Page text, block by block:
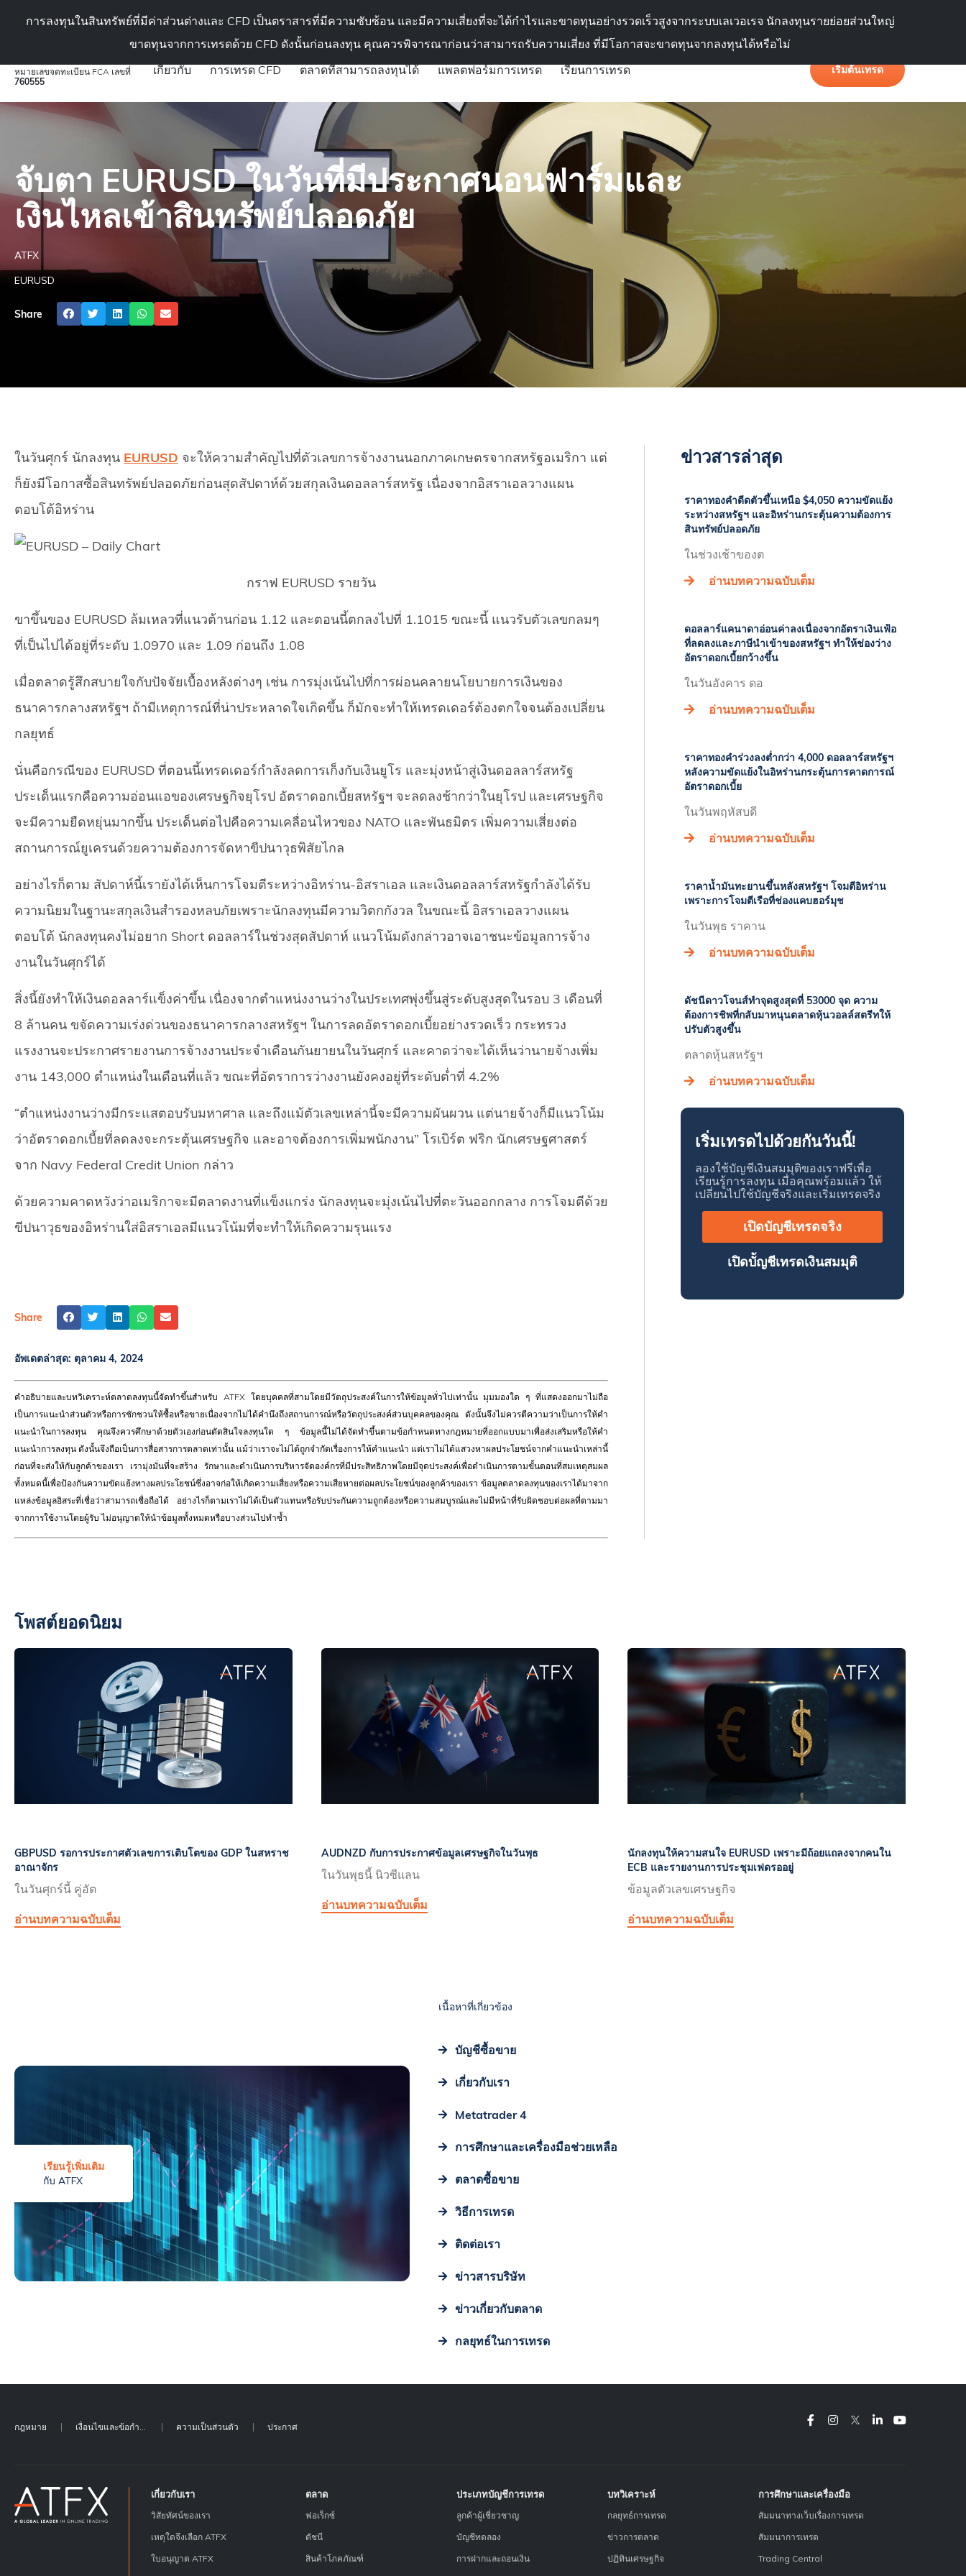
การลงทุนในสินทรัพย์ที่มีค่าส่วนต่างและ CFD เป็นตราสารที่มีความซับซ้อน และมีความเสี่ยงที่จะได้กำไรและขาดทุนอย่างรวดเร็วสูงจากระบบเลเวอเรจ นักลงทุนรายย่อยส่วนใหญ่
ขาดทุนจากการเทรดด้วย CFD ดังนั้นก่อนลงทุน คุณควรพิจารณาก่อนว่าสามารถรับความเสี่ยง ที่มีโอกาสจะขาดทุนจากลงทุนได้หรือไม่
หมายเลขจดทะเบียน FCA เลขที่
760555
สถาบัน (ในสถาบันนักลงทุน) ติดต่อเรา ภาษา พอร์ทัลลูกค้า
เกี่ยวกับ การเทรด CFD ตลาดที่สามารถลงทุนได้ แพลตฟอร์มการเทรด เรียนการเทรด เริ่มต้นเทรด
ATFX»
จับตา EURUSD ในวันที่มีประกาศนอนฟาร์มและ
เงินไหลเข้าสินทรัพย์ปลอดภัย
ATFX
EURUSD
Share
ในวันศุกร์ นักลงทุน EURUSD จะให้ความสำคัญไปที่ตัวเลขการจ้างงานนอกภาคเกษตรจากสหรัฐอเมริกา แต่
ก็ยังมีโอกาสซื้อสินทรัพย์ปลอดภัยก่อนสุดสัปดาห์ด้วยสกุลเงินดอลลาร์สหรัฐ เนื่องจากอิสราเอลวางแผน
ตอบโต้อิหร่าน
กราฟ EURUSD รายวัน
ขาขึ้นของ EURUSD ล้มเหลวที่แนวต้านก่อน 1.12 และตอนนี้ตกลงไปที่ 1.1015 ขณะนี้ แนวรับตัวเลขกลมๆ
ที่เป็นไปได้อยู่ที่ระดับ 1.0970 และ 1.09 ก่อนถึง 1.08
เมื่อตลาดรู้สึกสบายใจกับปัจจัยเบื้องหลังต่างๆ เช่น การมุ่งเน้นไปที่การผ่อนคลายนโยบายการเงินของ
ธนาคารกลางสหรัฐฯ ถ้ามีเหตุการณ์ที่น่าประหลาดใจเกิดขึ้น ก็มักจะทำให้เทรดเดอร์ต้องตกใจจนต้องเปลี่ยน
กลยุทธ์
นั่นคือกรณีของ EURUSD ที่ตอนนี้เทรดเดอร์กำลังลดการเก็งกับเงินยูโร และมุ่งหน้าสู่เงินดอลลาร์สหรัฐ
ประเด็นแรกคือความอ่อนแอของเศรษฐกิจยุโรป อัตราดอกเบี้ยสหรัฐฯ จะลดลงช้ากว่าในยุโรป และเศรษฐกิจ
จะมีความยืดหยุ่นมากขึ้น ประเด็นต่อไปคือความเคลื่อนไหวของ NATO และพันธมิตร เพิ่มความเสี่ยงต่อ
สถานการณ์ยูเครนด้วยความต้องการจัดหาขีปนาวุธพิสัยไกล
อย่างไรก็ตาม สัปดาห์นี้เรายังได้เห็นการโจมตีระหว่างอิหร่าน-อิสราเอล และเงินดอลลาร์สหรัฐกำลังได้รับ
ความนิยมในฐานะสกุลเงินสำรองหลบภัยเพราะนักลงทุนมีความวิตกกังวล ในขณะนี้ อิสราเอลวางแผน
ตอบโต้ นักลงทุนคงไม่อยาก Short ดอลลาร์ในช่วงสุดสัปดาห์ แนวโน้มดังกล่าวอาจเอาชนะข้อมูลการจ้าง
งานในวันศุกร์ได้
สิ่งนี้ยังทำให้เงินดอลลาร์แข็งค่าขึ้น เนื่องจากตำแหน่งงานว่างในประเทศพุ่งขึ้นสู่ระดับสูงสุดในรอบ 3 เดือนที่
8 ล้านคน ขจัดความเร่งด่วนของธนาคารกลางสหรัฐฯ ในการลดอัตราดอกเบี้ยอย่างรวดเร็ว กระทรวง
แรงงานจะประกาศรายงานการจ้างงานประจำเดือนกันยายนในวันศุกร์ และคาดว่าจะได้เห็นว่านายจ้างเพิ่ม
งาน 143,000 ตำแหน่งในเดือนที่แล้ว ขณะที่อัตราการว่างงานยังคงอยู่ที่ระดับต่ำที่ 4.2%
“ตำแหน่งงานว่างมีกระแสตอบรับมหาศาล และถึงแม้ตัวเลขเหล่านี้จะมีความผันผวน แต่นายจ้างก็มีแนวโน้ม
ว่าอัตราดอกเบี้ยที่ลดลงจะกระตุ้นเศรษฐกิจ และอาจต้องการเพิ่มพนักงาน” โรเบิร์ต ฟริก นักเศรษฐศาสตร์
จาก Navy Federal Credit Union กล่าว
ด้วยความคาดหวังว่าอเมริกาจะมีตลาดงานที่แข็งแกร่ง นักลงทุนจะมุ่งเน้นไปที่ตะวันออกกลาง การโจมตีด้วย
ขีปนาวุธของอิหร่านใส่อิสราเอลมีแนวโน้มที่จะทำให้เกิดความรุนแรง
Share
อัพเดตล่าสุด: ตุลาคม 4, 2024
คำอธิบายและบทวิเคราะห์ตลาดลงทุนนี้จัดทำขึ้นสำหรับ ATFX โดยบุคคลที่สามโดยมีวัตถุประสงค์ในการให้ข้อมูลทั่วไปเท่านั้น มุมมองใด ๆ ที่แสดงออกมาไม่ถือ
เป็นการแนะนำส่วนตัวหรือการชักชวนให้ซื้อหรือขายเนื่องจากไม่ได้คำนึงถึงสถานการณ์หรือวัตถุประสงค์ส่วนบุคคลของคุณ ดังนั้นจึงไม่ควรตีความว่าเป็นการให้คำ
แนะนำในการลงทุน คุณจึงควรศึกษาด้วยตัวเองก่อนตัดสินใจลงทุนใด ๆ ข้อมูลนี้ไม่ได้จัดทำขึ้นตามข้อกำหนดทางกฎหมายที่ออกแบบมาเพื่อส่งเสริมหรือให้คำ
แนะนำการลงทุน ดังนั้นจึงถือเป็นการสื่อสารการตลาดเท่านั้น แม้ว่าเราจะไม่ได้ถูกจำกัดเรื่องการให้คำแนะนำ แต่เราไม่ได้แสวงหาผลประโยชน์จากคำแนะนำเหล่านี้
ก่อนที่จะส่งให้กับลูกค้าของเรา เรามุ่งมั่นที่จะสร้าง รักษาและดำเนินการบริหารจัดองค์กรที่มีประสิทธิภาพโดยมีจุดประสงค์เพื่อดำเนินการตามขั้นตอนที่สมเหตุสมผล
ทั้งหมดนี้เพื่อป้องกันความขัดแย้งทางผลประโยชน์ซึ่งอาจก่อให้เกิดความเสี่ยงหรือความเสียหายต่อผลประโยชน์ของลูกค้าของเรา ข้อมูลตลาดลงทุนของเราได้มาจาก
แหล่งข้อมูลอิสระที่เชื่อว่าสามารถเชื่อถือได้ อย่างไรก็ตามเราไม่ได้เป็นตัวแทนหรือรับประกันความถูกต้องหรือความสมบูรณ์และไม่มีหน้าที่รับผิดชอบต่อผลที่ตามมา
จากการใช้งานโดยผู้รับ ไม่อนุญาตให้นำข้อมูลทั้งหมดหรือบางส่วนไปทำซ้ำ
ข่าวสารล่าสุด
ราคาทองคำดีดตัวขึ้นเหนือ $4,050 ความขัดแย้ง
ระหว่างสหรัฐฯ และอิหร่านกระตุ้นความต้องการ
สินทรัพย์ปลอดภัย
ในช่วงเช้าของต
อ่านบทความฉบับเต็ม
ดอลลาร์แคนาดาอ่อนค่าลงเนื่องจากอัตราเงินเฟ้อ
ที่ลดลงและภาษีนำเข้าของสหรัฐฯ ทำให้ช่องว่าง
อัตราดอกเบี้ยกว้างขึ้น
ในวันอังคาร ดอ
อ่านบทความฉบับเต็ม
ราคาทองคำร่วงลงต่ำกว่า 4,000 ดอลลาร์สหรัฐฯ
หลังความขัดแย้งในอิหร่านกระตุ้นการคาดการณ์
อัตราดอกเบี้ย
ในวันพฤหัสบดี
อ่านบทความฉบับเต็ม
ราคาน้ำมันทะยานขึ้นหลังสหรัฐฯ โจมตีอิหร่าน
เพราะการโจมตีเรือที่ช่องแคบฮอร์มุช
ในวันพุธ ราคาน
อ่านบทความฉบับเต็ม
ดัชนีดาวโจนส์ทำจุดสูงสุดที่ 53000 จุด ความ
ต้องการชิพที่กลับมาหนุนตลาดหุ้นวอลล์สตรีทให้
ปรับตัวสูงขึ้น
ตลาดหุ้นสหรัฐฯ
อ่านบทความฉบับเต็ม
เริ่มเทรดไปด้วยกันวันนี้!
ลองใช้บัญชีเงินสมมุติของเราฟรีเพื่อ
เรียนรู้การลงทุน เมื่อคุณพร้อมแล้ว ให้
เปลี่ยนไปใช้บัญชีจริงและเริ่มเทรดจริง
เปิดบัญชีเทรดจริง
เปิดบััญชีเทรดเงินสมมุติ
โพสต์ยอดนิยม
GBPUSD รอการประกาศตัวเลขการเติบโตของ GDP ในสหราช
อาณาจักร
ในวันศุกร์นี้ คู่อัต
อ่านบทความฉบับเต็ม
AUDNZD กับการประกาศข้อมูลเศรษฐกิจในวันพุธ
ในวันพุธนี้ นิวซีแลน
อ่านบทความฉบับเต็ม
นักลงทุนให้ความสนใจ EURUSD เพราะมีถ้อยแถลงจากคนใน
ECB และรายงานการประชุมเฟดรออยู่
ข้อมูลตัวเลขเศรษฐกิจ
อ่านบทความฉบับเต็ม
เรียนรู้เพิ่มเติม
กับ ATFX
เนื้อหาที่เกี่ยวข้อง
บัญชีซื้อขาย
เกี่ยวกับเรา
Metatrader 4
การศึกษาและเครื่องมือช่วยเหลือ
ตลาดซื้อขาย
วิธีการเทรด
ติดต่อเรา
ข่าวสารบริษัท
ข่าวเกี่ยวกับตลาด
กลยุทธ์ในการเทรด
กฎหมาย ความเป็นส่วนตัว ประกาศ
เกี่ยวกับเรา
วิสัยทัศน์ของเรา
เหตุใดจึงเลือก ATFX
ใบอนุญาต ATFX
ตลาด
ฟอเร็กซ์
ดัชนี
สินค้าโภคภัณฑ์
ประเภทบัญชีการเทรด
ลูกค้าผู้เชี่ยวชาญ
บัญชีทดลอง
การฝากและถอนเงิน
บทวิเคราะห์
กลยุทธ์การเทรด
ข่าวการตลาด
ปฏิทินเศรษฐกิจ
การศึกษาและเครื่องมือ
สัมมนาทางเว็บเรื่องการเทรด
สัมมนาการเทรด
Trading Central